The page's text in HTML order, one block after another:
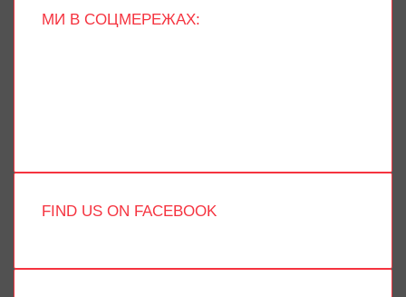
МИ В СОЦМЕРЕЖАХ:
FIND US ON FACEBOOK